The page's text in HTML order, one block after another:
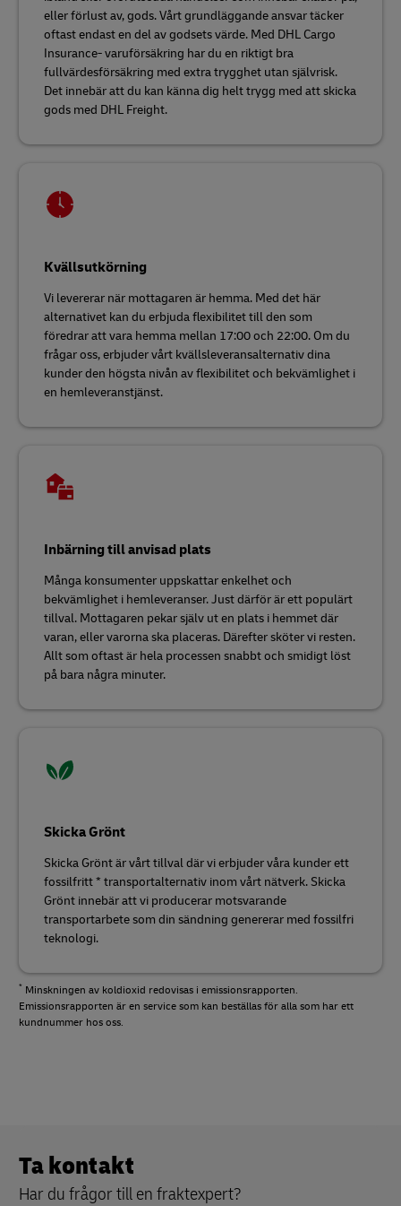
eller förlust av, gods. Vårt grundläggande ansvar täcker
oftast endast en del av godsets värde. Med DHL Cargo
Insurance- varuförsäkring har du en riktigt bra
fullvärdesförsäkring med extra trygghet utan självrisk.
Det innebär att du kan känna dig helt trygg med att skicka
gods med DHL Freight.
Kvällsutkörning
Vi levererar när mottagaren är hemma. Med det här
alternativet kan du erbjuda flexibilitet till den som
föredrar att vara hemma mellan 17:00 och 22:00. Om du
frågar oss, erbjuder vårt kvällsleveransalternativ dina
kunder den högsta nivån av flexibilitet och bekvämlighet i
en hemleveranstjänst.
Inbärning till anvisad plats
Många konsumenter uppskattar enkelhet och
bekvämlighet i hemleveranser. Just därför är ett populärt
tillval. Mottagaren pekar själv ut en plats i hemmet där
varan, eller varorna ska placeras. Därefter sköter vi resten.
Allt som oftast är hela processen snabbt och smidigt löst
på bara några minuter.
Skicka Grönt
Skicka Grönt är vårt tillval där vi erbjuder våra kunder ett
fossilfritt * transportalternativ inom vårt nätverk. Skicka
Grönt innebär att vi producerar motsvarande
transportarbete som din sändning genererar med fossilfri
teknologi.
* Minskningen av koldioxid redovisas i emissionsrapporten.
Emissionsrapporten är en service som kan beställas för alla som har ett
kundnummer hos oss.
Ta kontakt
Har du frågor till en fraktexpert?